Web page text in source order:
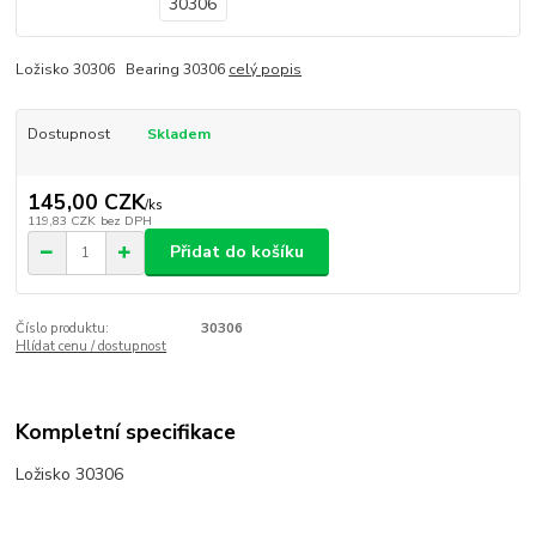
Ložisko 30306 Bearing 30306 celý popis
Dostupnost Skladem
145,00 CZK/ks
119,83 CZK bez DPH
Přidat do košíku
Číslo produktu:
30306
Hlídat cenu / dostupnost
Kompletní specifikace
Ložisko 30306